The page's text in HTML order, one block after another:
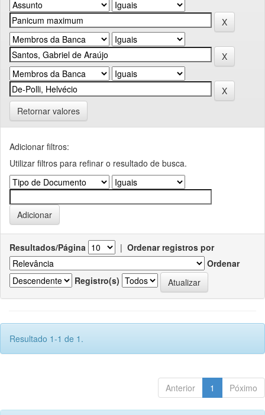
Retornar valores
Adicionar filtros:
Utilizar filtros para refinar o resultado de busca.
Resultados/Página | Ordenar registros por
Ordenar
Registro(s)
Resultado 1-1 de 1.
Anterior 1 Póximo